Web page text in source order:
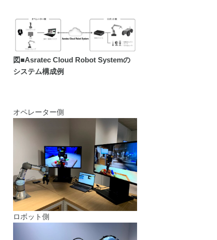
図■Asratec Cloud Robot Systemの
システム構成例
オペレーター側
ロボット側